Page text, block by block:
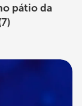
pátio da